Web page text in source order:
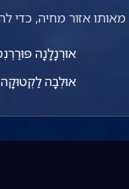
אזור מחיה, כדי
אוּרְנָלָנָה
אוּלְבָה לַקְטוּקָה